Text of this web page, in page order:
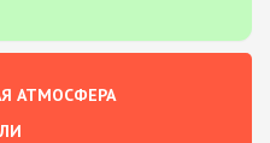
АТМОСФЕРА